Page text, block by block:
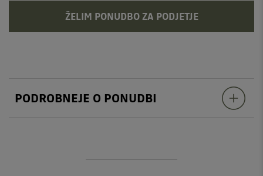
ŽELIM PONUDBO ZA PODJETJE
PODROBNEJE O PONUDBI